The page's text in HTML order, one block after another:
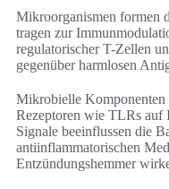
Mikroorganismen formen
tragen zur
regulatorischer T-Zellen
gegenüber harmlosen
Mikrobielle Komponenten
Rezeptoren wie TLRs auf
Signale beeinflussen die
antiinflammatorischen
Entzündungshemmer